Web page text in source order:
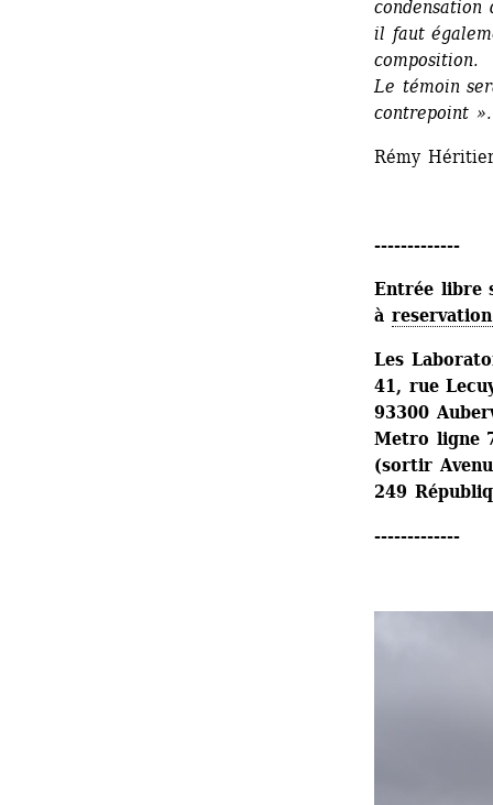
condensation
il faut
composition.
Le témoin
contrepoint ».
Rémy
-------------
Entrée libre
à
Les
41, rue
93300
Metro ligne
(sortir
249
-------------